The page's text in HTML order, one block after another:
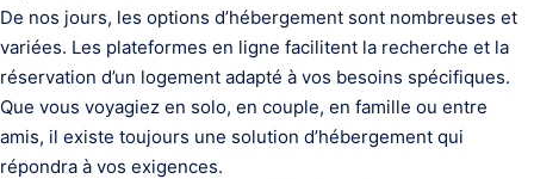
De nos jours, les options d’hébergement sont nombreuses et
variées. Les plateformes en ligne facilitent la recherche et la
réservation d’un logement adapté à vos besoins spécifiques.
Que vous voyagiez en solo, en couple, en famille ou entre
amis, il existe toujours une solution d’hébergement qui
répondra à vos exigences.